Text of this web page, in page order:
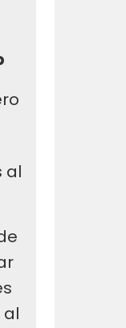
al
al